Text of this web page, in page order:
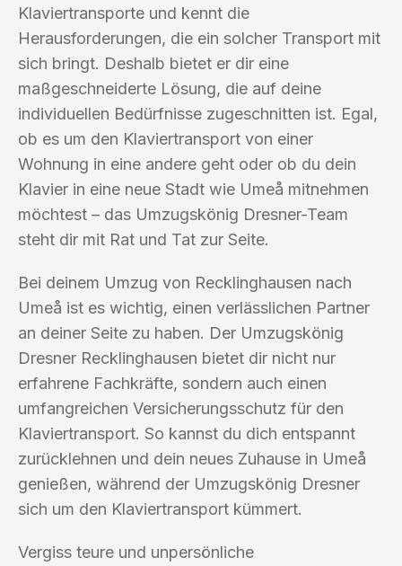
Klaviertransporte und kennt die
Herausforderungen, die ein solcher Transport mit
sich bringt. Deshalb bietet er dir eine
maßgeschneiderte Lösung, die auf deine
individuellen Bedürfnisse zugeschnitten ist. Egal,
ob es um den Klaviertransport von einer
Wohnung in eine andere geht oder ob du dein
Klavier in eine neue Stadt wie Umeå mitnehmen
möchtest – das Umzugskönig Dresner-Team
steht dir mit Rat und Tat zur Seite.
Bei deinem Umzug von Recklinghausen nach
Umeå ist es wichtig, einen verlässlichen Partner
an deiner Seite zu haben. Der Umzugskönig
Dresner Recklinghausen bietet dir nicht nur
erfahrene Fachkräfte, sondern auch einen
umfangreichen Versicherungsschutz für den
Klaviertransport. So kannst du dich entspannt
zurücklehnen und dein neues Zuhause in Umeå
genießen, während der Umzugskönig Dresner
sich um den Klaviertransport kümmert.
Vergiss teure und unpersönliche